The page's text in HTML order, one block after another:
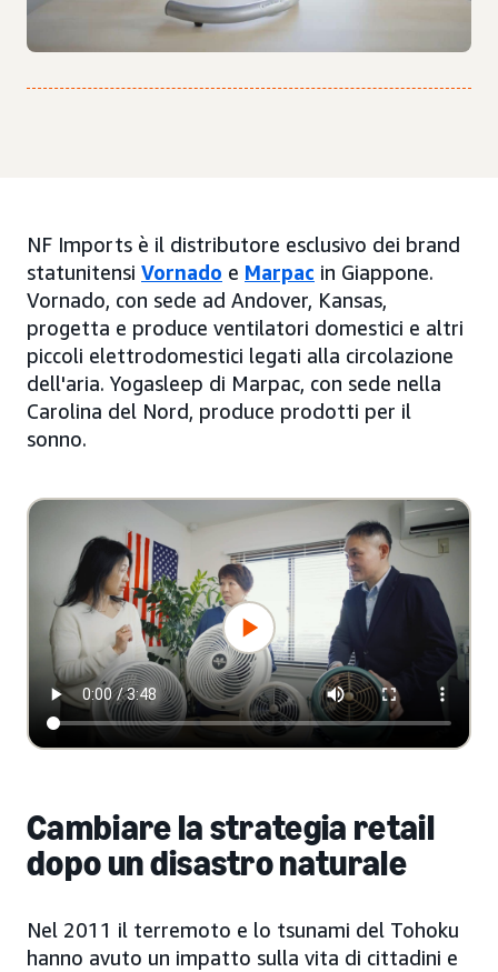
NF Imports è il distributore esclusivo dei brand
statunitensi Vornado e Marpac in Giappone.
Vornado, con sede ad Andover, Kansas,
progetta e produce ventilatori domestici e altri
piccoli elettrodomestici legati alla circolazione
dell'aria. Yogasleep di Marpac, con sede nella
Carolina del Nord, produce prodotti per il
sonno.
Cambiare la strategia retail
dopo un disastro naturale
Nel 2011 il terremoto e lo tsunami del Tohoku
hanno avuto un impatto sulla vita di cittadini e